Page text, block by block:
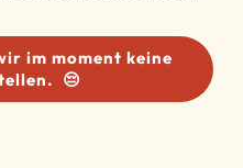
im moment keine
😔